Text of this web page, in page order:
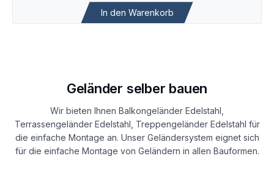
In den Warenkorb
Geländer selber bauen
Wir bieten Ihnen Balkongeländer Edelstahl,
Terrassengeländer Edelstahl, Treppengeländer Edelstahl für
die einfache Montage an. Unser Geländersystem eignet sich
für die einfache Montage von Geländern in allen Bauformen.